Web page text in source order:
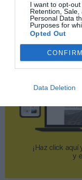
I want to opt-out
Retention,
Personal Data
Purposes for
Opted Out
CONFIRM
Data Deletion
¡Haz click
y